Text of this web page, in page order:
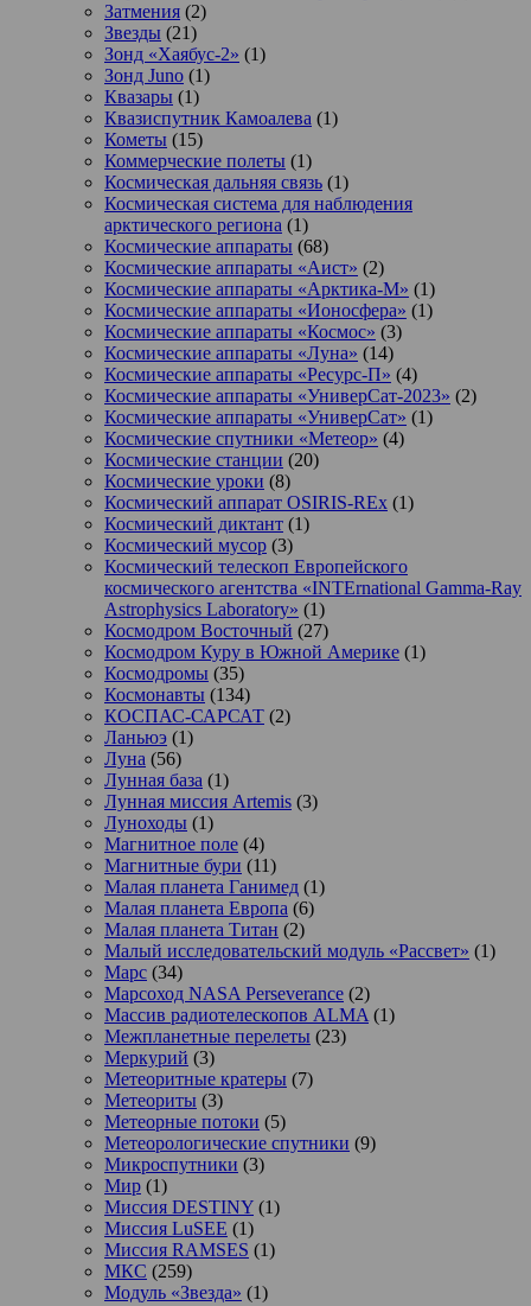
Затмения (2)
Звезды (21)
Зонд «Хаябус-2» (1)
Зонд Juno (1)
Квазары (1)
Квазиспутник Камоалева (1)
Кометы (15)
Коммерческие полеты (1)
Космическая дальняя связь (1)
Космическая система для наблюдения
арктического региона (1)
Космические аппараты (68)
Космические аппараты «Аист» (2)
Космические аппараты «Арктика-М» (1)
Космические аппараты «Ионосфера» (1)
Космические аппараты «Космос» (3)
Космические аппараты «Луна» (14)
Космические аппараты «Ресурс-П» (4)
Космические аппараты «УниверСат-2023» (2)
Космические аппараты «УниверСат» (1)
Космические спутники «Метеор» (4)
Космические станции (20)
Космические уроки (8)
Космический аппарат OSIRIS-REx (1)
Космический диктант (1)
Космический мусор (3)
Космический телескоп Европейского
космического агентства «INTErnational Gamma-Ray
Astrophysics Laboratory» (1)
Космодром Восточный (27)
Космодром Куру в Южной Америке (1)
Космодромы (35)
Космонавты (134)
КОСПАС-САРСАТ (2)
Ланьюэ (1)
Луна (56)
Лунная база (1)
Лунная миссия Artemis (3)
Луноходы (1)
Магнитное поле (4)
Магнитные бури (11)
Малая планета Ганимед (1)
Малая планета Европа (6)
Малая планета Титан (2)
Малый исследовательский модуль «Рассвет» (1)
Марс (34)
Марсоход NASA Perseverance (2)
Массив радиотелескопов ALMA (1)
Межпланетные перелеты (23)
Меркурий (3)
Метеоритные кратеры (7)
Метеориты (3)
Метеорные потоки (5)
Метеорологические спутники (9)
Микроспутники (3)
Мир (1)
Миссия DESTINY (1)
Миссия LuSEE (1)
Миссия RAMSES (1)
МКС (259)
Модуль «Звезда» (1)